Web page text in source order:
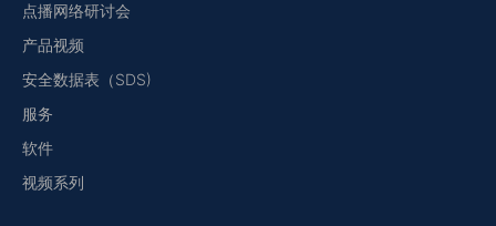
点播网络研讨会
产品视频
安全数据表（SDS)
服务
软件
视频系列